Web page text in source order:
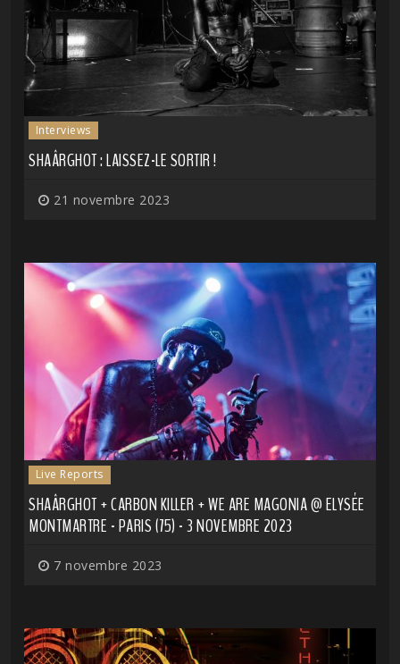
Interviews
SHAÂRGHOT : LAISSEZ-LE SORTIR !
21 novembre 2023
Live Reports
SHAÂRGHOT + CARBON KILLER + WE ARE MAGONIA @ ELYSÉE
MONTMARTRE - PARIS (75) - 3 NOVEMBRE 2023
7 novembre 2023